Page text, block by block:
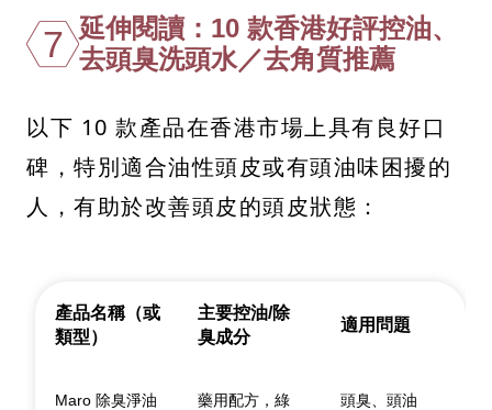
7 延伸閱讀：10 款香港好評控油、
去頭臭洗頭水／去角質推薦
以下 10 款產品在香港市場上具有良好口
碑，特別適合油性頭皮或有頭油味困擾的
人，有助於改善頭皮的頭皮狀態：
產品名稱（或
類型）
主要控油/除
臭成分
適用問題
Maro 除臭淨油
藥用配方，綠
頭臭、頭油